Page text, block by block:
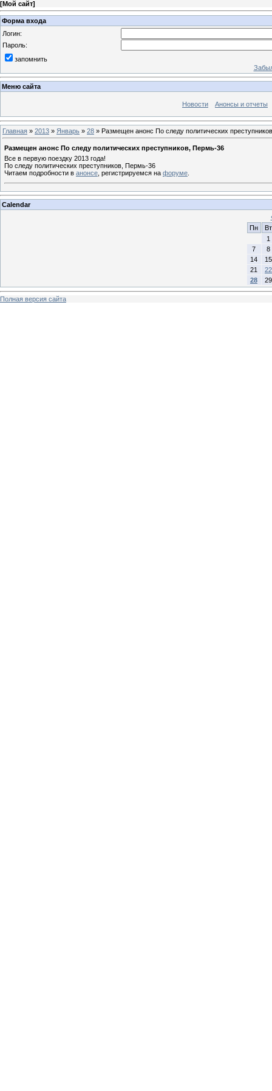
[Мой сайт]
Форма входа
Логин:
Пароль:
запомнить
Меню сайта
Новости Анонсы и отчеты
Главная » 2013 » Январь » 28 » Размещен анонс По следу политических
Размещен анонс По следу политических преступников, Пермь-36
Все в первую поездку 2013 года!
По следу политических преступников, Пермь-36
Читаем подробности в анонсе , регистрируемся на форуме
Calendar
Пн
Вт
1
7
8
14
15
21
22
28
29
Полная версия сайта